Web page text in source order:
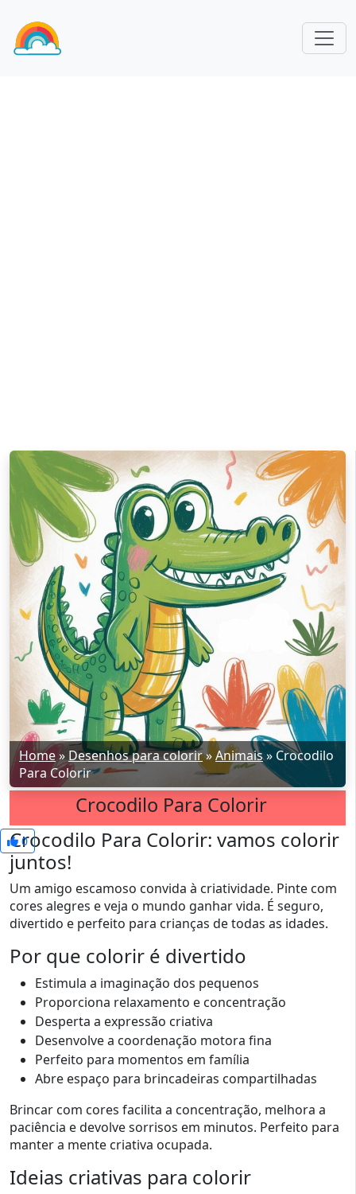
Home» Desenhos para colorir»Animais» Crocodilo
Para Colorir
Crocodilo Para Colorir
0
Crocodilo Para Colorir: vamos colorir
juntos!
Um amigo escamoso convida à criatividade. Pinte com
cores alegres e veja o mundo ganhar vida. É seguro,
divertido e perfeito para crianças de todas as idades.
Por que colorir é divertido
Estimula a imaginação dos pequenos
Proporciona relaxamento e concentração
Desperta a expressão criativa
Desenvolve a coordenação motora fina
Perfeito para momentos em família
Abre espaço para brincadeiras compartilhadas
Brincar com cores facilita a concentração, melhora a
paciência e devolve sorrisos em minutos. Perfeito para
manter a mente criativa ocupada.
Ideias criativas para colorir